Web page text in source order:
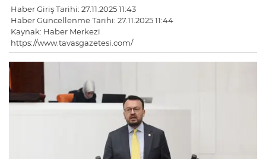
Haber Giriş Tarihi: 27.11.2025 11:43
Haber Güncellenme Tarihi: 27.11.2025 11:44
Kaynak: Haber Merkezi
https://www.tavasgazetesi.com/